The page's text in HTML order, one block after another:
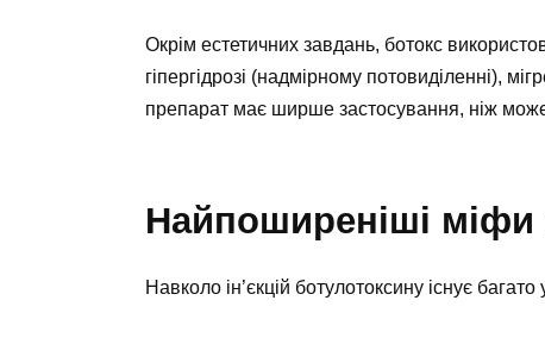
Окрім естетичних завдань, ботокс
гіпергідрозі (надмірному потовиділенні),
препарат має ширше застосування, ніж
Найпоширеніші міфи
Навколо ін’єкцій ботулотоксину існує